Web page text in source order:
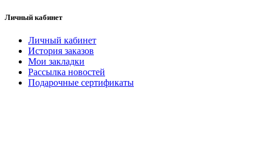
Личный кабинет
Личный кабинет
История заказов
Мои закладки
Рассылка новостей
Подарочные сертификаты